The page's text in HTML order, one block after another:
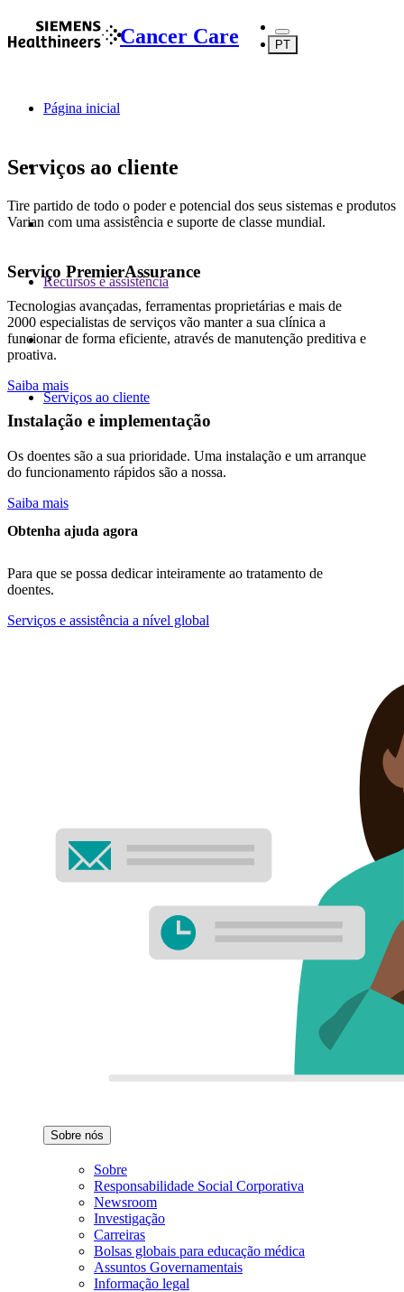
Cancer Care PT
Página inicial
Recursos e assistência
Serviços ao cliente
Serviços ao cliente
Tire partido de todo o poder e potencial dos seus sistemas e produtos
Varian com uma assistência e suporte de classe mundial.
Serviço PremierAssurance
Tecnologias avançadas, ferramentas proprietárias e mais de
2000 especialistas de serviços vão manter a sua clínica a
funcionar de forma eficiente, através de manutenção preditiva e
proativa.
Saiba mais
Instalação e implementação
Os doentes são a sua prioridade. Uma instalação e um arranque
do funcionamento rápidos são a nossa.
Saiba mais
Obtenha ajuda agora
Para que se possa dedicar inteiramente ao tratamento de
doentes.
Serviços e assistência a nível global
Sobre nós
Sobre
Responsabilidade Social Corporativa
Newsroom
Investigação
Carreiras
Bolsas globais para educação médica
Assuntos Governamentais
Informação legal